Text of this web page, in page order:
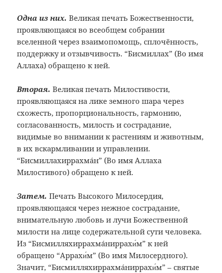
Одна из них. Великая печать Божественности,
проявляющаяся во всеобщем собрании
вселенной через взаимопомощь, сплочённость,
поддержку и отзывчивость. “Бисмиллах” (Во имя
Аллаха) обращено к ней.
Вторая.Великая печать Милостивости,
проявляющаяся на лике земного шара через
схожесть, пропорциональность, гармонию,
согласованность, милость и сострадание,
видимые во внимании к растениям и животным,
в их вскармливании и управлении.
“Бисмиллахиррахмáн” (Во имя Аллаха
Милостивого) обращено к ней.
Затем. Печать Высокого Милосердия,
проявляющаяся через нежное сострадание,
внимательную любовь и лучи Божественной
милости на лице ­содержательной сути человека.
Из “Бисмилляхиррахмáниррахи́м” к ней
обращено “Аррахи́м” (Во имя Милосердного).
Значит, “Бисмилляхир­рахмáниррахи́м” – святые